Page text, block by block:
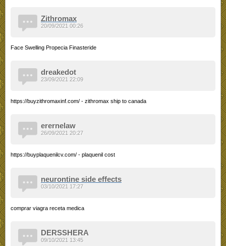
Zithromax
Face Swelling Propecia Finasteride
20/09/2021 00:26
dreakedot
https://buyzithromaxinf.com/ - zithromax ship to canada
23/09/2021 22:09
erernelaw
https://buyplaquenilcv.com/ - plaquenil cost
26/09/2021 20:27
neurontine side effects
comprar viagra receta medica
03/10/2021 17:27
DERSSHERA
09/10/2021 13:45